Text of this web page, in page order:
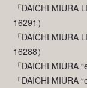
「DAICHI MIURA
16291）
「DAICHI MIURA
16288）
「DAICHI MIURA
「DAICHI MIURA